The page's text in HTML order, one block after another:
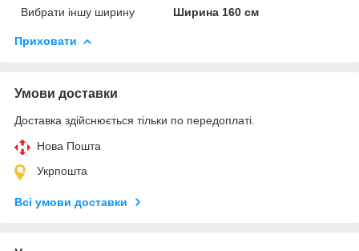
Вибрати іншу ширину Ширина 160 см
Приховати
Умови доставки
Доставка здійснюється тільки по передоплаті.
Нова Пошта
Укрпошта
Всі умови доставки